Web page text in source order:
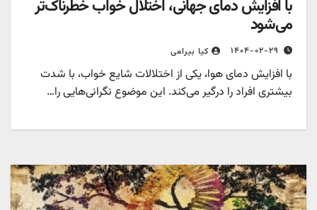
با افزایش دمای جهانی، اختلال خواب خطرناک‌تر
می‌شود
۱۴۰۴-۰۲-۲۹ کیا بیرامی
با افزایش دمای هوا، یکی از اختلالات شایع خواب، با شدت
بیشتری افراد را درگیر می‌کند. این موضوع نگرانی‌هایی را…